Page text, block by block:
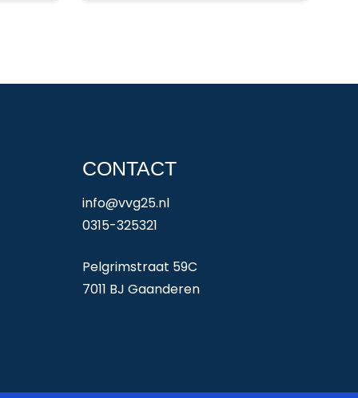
CONTACT
info@vvg25.nl
0315-325321
Pelgrimstraat 59C
7011 BJ Gaanderen